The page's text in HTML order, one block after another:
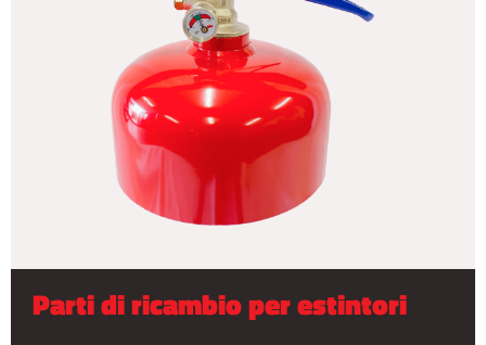
Parti di ricambio per estintori